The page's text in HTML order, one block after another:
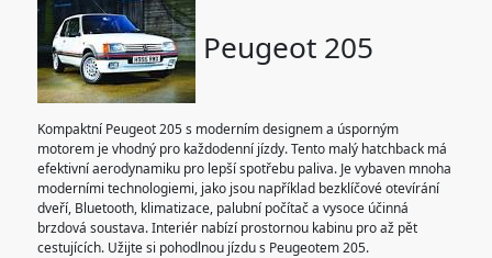
Peugeot 205
Kompaktní Peugeot 205 s moderním designem a úsporným
motorem je vhodný pro každodenní jízdy. Tento malý hatchback má
efektivní aerodynamiku pro lepší spotřebu paliva. Je vybaven mnoha
moderními technologiemi, jako jsou například bezklíčové otevírání
dveří, Bluetooth, klimatizace, palubní počítač a vysoce účinná
brzdová soustava. Interiér nabízí prostornou kabinu pro až pět
cestujících. Užijte si pohodlnou jízdu s Peugeotem 205.